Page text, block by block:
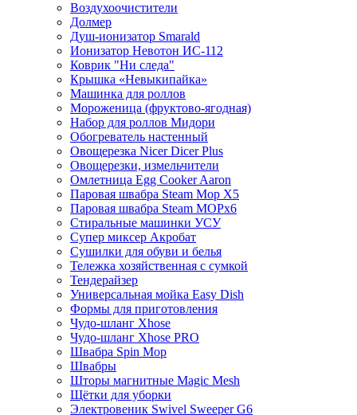
Воздухоочистители
Долмер
Душ-ионизатор Smarald
Ионизатор Невотон ИС-112
Коврик "Ни следа"
Крышка «Невыкипайка»
Машинка для роллов
Мороженица (фруктово-ягодная)
Набор для роллов Мидори
Обогреватель настенный
Овощерезка Nicer Dicer Plus
Овощерезки, измельчители
Омлетница Egg Сooker Aaron
Паровая швабра Steam Mop X5
Паровая швабра Steam MOPх6
Стиральные машинки УСУ
Супер миксер Акробат
Сушилки для обуви и белья
Тележка хозяйственная с сумкой
Тендерайзер
Универсальная мойка Easy Dish
Формы для приготовления
Чудо-шланг Xhose
Чудо-шланг Xhose PRO
Швабра Spin Mop
Швабры
Шторы магнитные Magic Mesh
Щётки для уборки
Электровеник Swivel Sweeper G6